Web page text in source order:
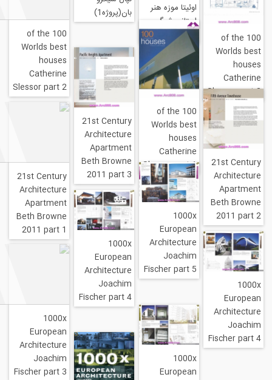
اوئیتا موزه هنر
استانی-شیگرو
بان(پروژه2)
بان(پروژه1)
Worlds best
houses
Catherine
Slessor part 2
100 of the
Worlds best
Catherine
Slessor part 1
21st Century
Architecture
Apartment
Beth Browne
2011 part 3
21st Century
Architecture
Apartment
Beth Browne
2011 part 1
1000x
European
Architecture
Joachim
Fischer part 5
1000x
European
Architecture
Joachim
Fischer part 4
European
Architecture
Joachim
Fischer part 3